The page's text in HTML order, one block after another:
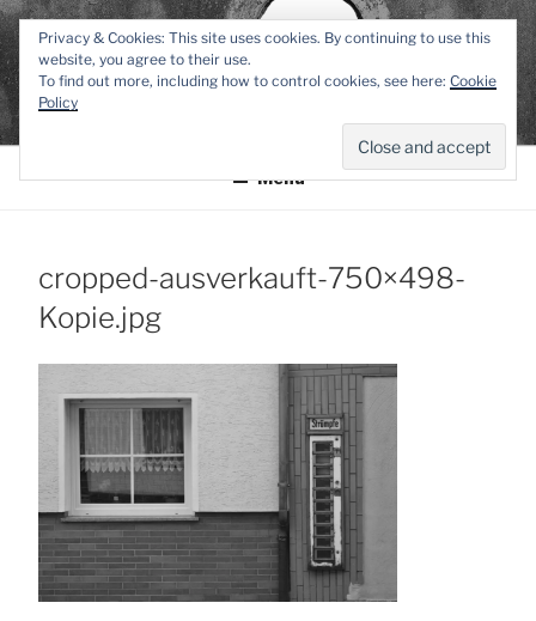
Zum
Inhalt
springenTEXTWERK-
ONLINE
Menü
cropped-ausverkauft-750×498-
Kopie.jpg
Privacy & Cookies: This site uses cookies. By continuing to use this
website, you agree to their use.
To find out more, including how to control cookies, see here: Cookie
Policy